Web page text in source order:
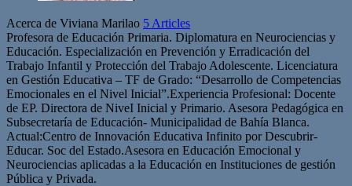
Acerca de Viviana Marilao 5 Articles
Profesora de Educación Primaria. Diplomatura en Neurociencias y
Educación. Especialización en Prevención y Erradicación del
Trabajo Infantil y Protección del Trabajo Adolescente. Licenciatura
en Gestión Educativa – TF de Grado: “Desarrollo de Competencias
Emocionales en el Nivel Inicial”.Experiencia Profesional: Docente
de EP. Directora de NiveI Inicial y Primario. Asesora Pedagógica en
Subsecretaría de Educación- Municipalidad de Bahía Blanca.
Actual:Centro de Innovación Educativa Infinito por Descubrir-
Educar. Soc del Estado.Asesora en Educación Emocional y
Neurociencias aplicadas a la Educación en Instituciones de gestión
Pública y Privada.